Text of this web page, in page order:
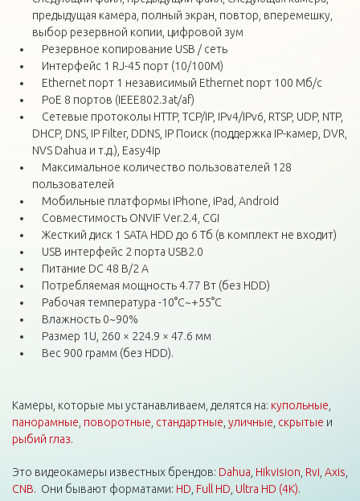
предыдущая камера, полный экран, повтор, вперемешку,
выбор резервной копии, цифровой зум
Резервное копирование USB / сеть
Интерфейс 1 RJ-45 порт (10/100M)
Ethernet порт 1 независимый Ethernet порт 100 Mб/с
РоЕ 8 портов (IEEE802.3at/af)
Сетевые протоколы HTTP, TCP/IP, IPv4/IPv6, RTSP, UDP, NTP,
DHCP, DNS, IP Filter, DDNS, IP Поиск (поддержка IP-камер, DVR,
NVS Dahua и т.д.), Easy4ip
Максимальное количество пользователей 128
пользователей
Мобильные платформы iPhone, iPad, Android
Совместимость ONVIF Ver.2.4, CGI
Жесткий диск 1 SATA HDD до 6 Тб (в комплект не входит)
USB интерфейс 2 порта USB2.0
Питание DC 48 В/2 A
Потребляемая мощность 4.77 Вт (без HDD)
Рабочая температура -10°C~+55°C
Влажность 0~90%
Размер 1U, 260 × 224.9 × 47.6 мм
Вес 900 грамм (без HDD).
Камеры, которые мы устанавливаем, делятся на: купольные
панорамные поворотные стандартные уличные скрытые и
рыбий глаз.
Это видеокамеры известных брендов: Dahua Hikvision Rvi Axis
CNB. Они бывают форматами: HD Full HD Ultra HD (4K).